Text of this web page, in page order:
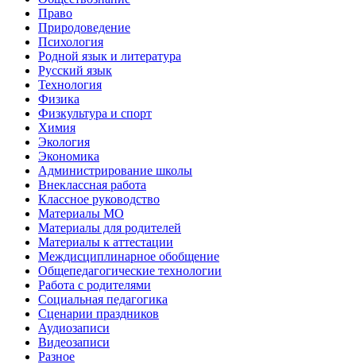
Право
Природоведение
Психология
Родной язык и литература
Русский язык
Технология
Физика
Физкультура и спорт
Химия
Экология
Экономика
Администрирование школы
Внеклассная работа
Классное руководство
Материалы МО
Материалы для родителей
Материалы к аттестации
Междисциплинарное обобщение
Общепедагогические технологии
Работа с родителями
Социальная педагогика
Сценарии праздников
Аудиозаписи
Видеозаписи
Разное